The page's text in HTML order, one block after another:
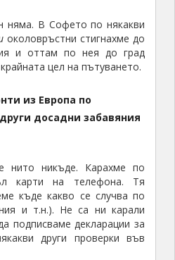
няма. В Софето по някакви
околовръстни стигнахме до
и оттам по нея до град
цел на пътуването.
из Европа по
досадни забавяния
нито никъде. Карахме по
карти на телефона. Тя
къде какво се случва по
и т.н.). Не са ни карали
подписваме декларации за
други проверки във